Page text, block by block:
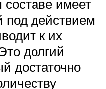
имеет
под действием
к их
долгий
достаточно